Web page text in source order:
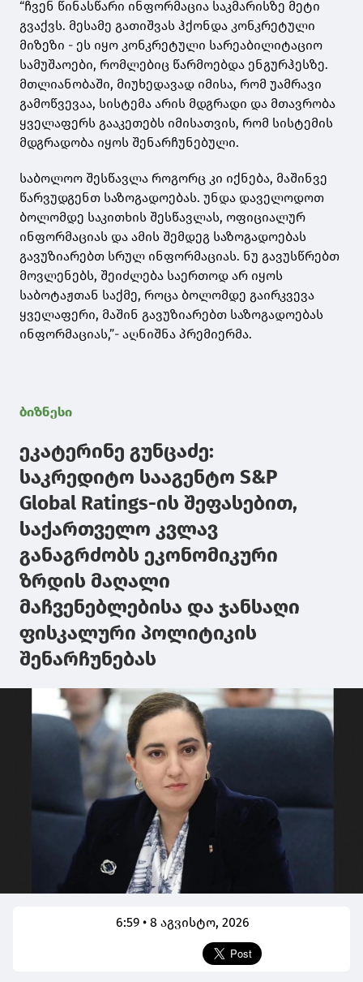
“ჩვენ წინასწარი ინფორმაცია საკმარისზე მეტი
გვაქვს. მესამე გათიშვას ჰქონდა კონკრეტული
მიზეზი - ეს იყო კონკრეტული სარეაბილიტაციო
სამუშაოები, რომლებიც წარმოებდა ენგურჰესზე.
მთლიანობაში, მიუხედავად იმისა, რომ უამრავი
გამოწვევაა, სისტემა არის მდგრადი და მთავრობა
ყველაფერს გააკეთებს იმისათვის, რომ სისტემის
მდგრადობა იყოს შენარჩუნებული.
საბოლოო შესწავლა როგორც კი იქნება, მაშინვე
წარვუდგენთ საზოგადოებას. უნდა დაველოდოთ
ბოლომდე საკითხის შესწავლას, ოფიციალურ
ინფორმაციას და ამის შემდეგ საზოგადოებას
გავუზიარებთ სრულ ინფორმაციას. ნუ გავუსწრებთ
მოვლენებს, შეიძლება საერთოდ არ იყოს
საბოტაჟთან საქმე, როცა ბოლომდე გაირკვევა
ყველაფერი, მაშინ გავუზიარებთ საზოგადოებას
ინფორმაციას,”- აღნიშნა პრემიერმა.
ბიზნესი
ეკატერინე გუნცაძე:
საკრედიტო სააგენტო S&P
Global Ratings-ის შეფასებით,
საქართველო კვლავ
განაგრძობს ეკონომიკური
ზრდის მაღალი
მაჩვენებლებისა და ჯანსაღი
ფისკალური პოლიტიკის
შენარჩუნებას
6:59 • 8 აგვისტო, 2026